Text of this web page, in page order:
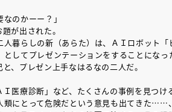
のかーー？」
が出された。
暮らしの新（あらた）は、ＡＩロボット「
してプレゼンテーションをすることになっ
、プレゼン上手なはるなの二人だ。
医療診断」など、たくさんの事例を見つけ
にとって危険だという意見も出てきた……、
『NO.６再会』（あさのあつこ）特設
イト ＃４ 2026年９月30日発売決